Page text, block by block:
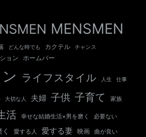
MENSMEN
どんな時でも カクテル チャンス
ョン ホームバー
ライフスタイル 人生 仕事
大切な人 夫婦 子供 子育て 家族
活 幸せな結婚生活×男を磨く 必要ない
愛する人 愛する妻 映画 曲が良い